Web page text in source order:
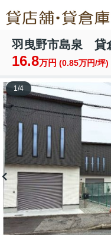
羽曳野市島泉 貸
16.8万円 (0.85万円/坪)
1/4